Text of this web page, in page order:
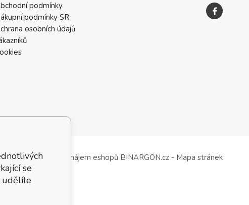
podmínky
podmínky SR
osobních údajů
Tvorba a pronájem eshopů BINARGON.cz - Mapa stránek
se
udělíte